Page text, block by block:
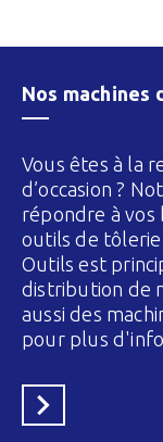
Nos machines
Vous êtes à la
d’occasion ?
répondre à vos
outils de tôlerie
Outils est
distribution de
aussi des
pour plus
En savoir plus